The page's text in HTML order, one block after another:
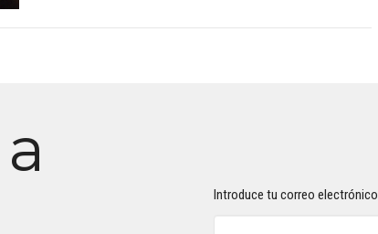
Introduce tu correo electrónico